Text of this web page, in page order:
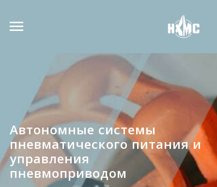
Автономные системы
пневматического питания и
управления
пневмоприводом